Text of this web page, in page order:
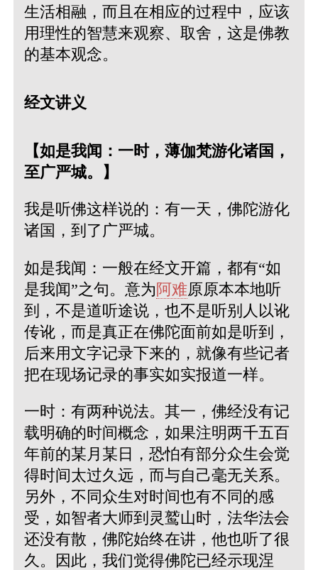
生活相融，而且在相应的过程中，应该
用理性的智慧来观察、取舍，这是佛教
的基本观念。
经文讲义
【如是我闻：一时，薄伽梵游化诸国，
至广严城。】
我是听佛这样说的：有一天，佛陀游化
诸国，到了广严城。
如是我闻：一般在经文开篇，都有“如
是我闻”之句。意为阿难原原本本地听
到，不是道听途说，也不是听别人以讹
传讹，而是真正在佛陀面前如是听到，
后来用文字记录下来的，就像有些记者
把在现场记录的事实如实报道一样。
一时：有两种说法。其一，佛经没有记
载明确的时间概念，如果注明两千五百
年前的某月某日，恐怕有部分众生会觉
得时间太过久远，而与自己毫无关系。
另外，不同众生对时间也有不同的感
受，如智者大师到灵鹫山时，法华法会
还没有散，佛陀始终在讲，他也听了很
久。因此，我们觉得佛陀已经示现涅